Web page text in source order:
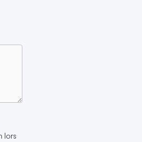
lors